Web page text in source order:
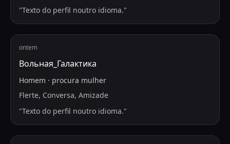
"Texto do perfil noutro idioma."
ontem
Вольная_Галактика
Homem · procura mulher
Flerte, Conversa, Amizade
"Texto do perfil noutro idioma."